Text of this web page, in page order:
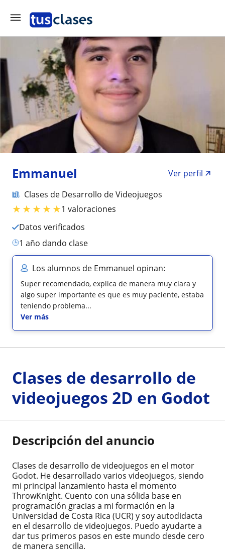
Emmanuel
Ver perfil
Clases de Desarrollo de Videojuegos
★★★★★1 valoraciones
Datos verificados
1 año dando clase
Los alumnos de Emmanuel opinan:
Super recomendado, explica de manera muy clara y
algo super importante es que es muy paciente, estaba
teniendo problema...
Ver más
Clases de desarrollo de
videojuegos 2D en Godot
Descripción del anuncio
Clases de desarrollo de videojuegos en el motor
Godot. He desarrollado varios videojuegos, siendo
mi principal lanzamiento hasta el momento
ThrowKnight. Cuento con una sólida base en
programación gracias a mi formación en la
Universidad de Costa Rica (UCR) y soy autodidacta
en el desarrollo de videojuegos. Puedo ayudarte a
dar tus primeros pasos en este mundo desde cero
de manera sencilla.